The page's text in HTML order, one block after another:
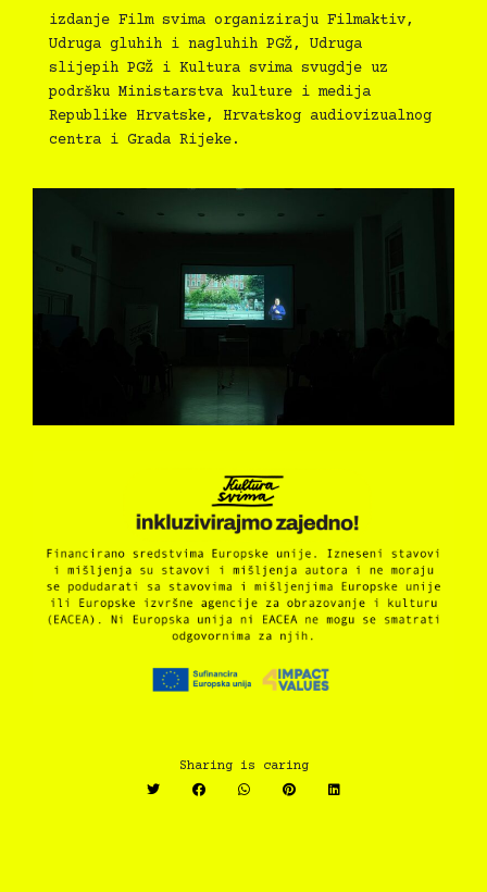
izdanje Film svima organiziraju Filmaktiv,
Udruga gluhih i nagluhih PGŽ, Udruga
slijepih PGŽ i Kultura svima svugdje uz
podršku Ministarstva kulture i medija
Republike Hrvatske, Hrvatskog audiovizualnog
centra i Grada Rijeke.
Sharing is caring